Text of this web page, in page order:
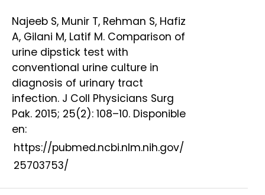
Najeeb S, Munir T, Rehman S, Hafiz
A, Gilani M, Latif M. Comparison of
urine dipstick test with
conventional urine culture in
diagnosis of urinary tract
infection. J Coll Physicians Surg
Pak. 2015; 25(2): 108–10. Disponible
en:
https://pubmed.ncbi.nlm.nih.gov/
25703753/